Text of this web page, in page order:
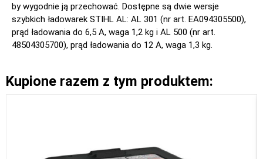
by wygodnie ją przechować. Dostępne są dwie wersje
szybkich ładowarek STIHL AL: AL 301 (nr art. EA094305500),
prąd ładowania do 6,5 A, waga 1,2 kg i AL 500 (nr art.
48504305700), prąd ładowania do 12 A, waga 1,3 kg.
Kupione razem z tym produktem: